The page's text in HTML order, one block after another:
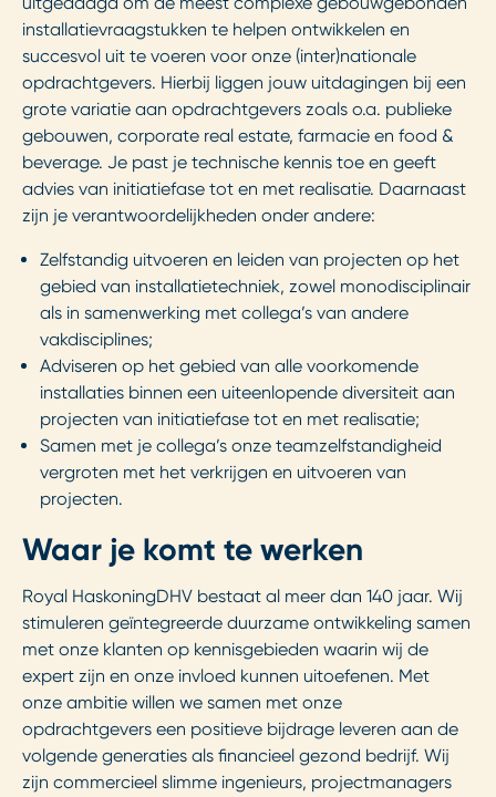
installatievraagstukken te helpen ontwikkelen en
succesvol uit te voeren voor onze (inter)nationale
opdrachtgevers. Hierbij liggen jouw uitdagingen bij een
grote variatie aan opdrachtgevers zoals o.a. publieke
gebouwen, corporate real estate, farmacie en food &
beverage. Je past je technische kennis toe en geeft
advies van initiatiefase tot en met realisatie. Daarnaast
zijn je verantwoordelijkheden onder andere:
Zelfstandig uitvoeren en leiden van projecten op het
gebied van installatietechniek, zowel monodisciplinair
als in samenwerking met collega’s van andere
vakdisciplines;
Adviseren op het gebied van alle voorkomende
installaties binnen een uiteenlopende diversiteit aan
projecten van initiatiefase tot en met realisatie;
Samen met je collega’s onze teamzelfstandigheid
vergroten met het verkrijgen en uitvoeren van
projecten.
Waar je komt te werken
Royal HaskoningDHV bestaat al meer dan 140 jaar. Wij
stimuleren geïntegreerde duurzame ontwikkeling samen
met onze klanten op kennisgebieden waarin wij de
expert zijn en onze invloed kunnen uitoefenen. Met
onze ambitie willen we samen met onze
opdrachtgevers een positieve bijdrage leveren aan de
volgende generaties als financieel gezond bedrijf. Wij
zijn commercieel slimme ingenieurs, projectmanagers